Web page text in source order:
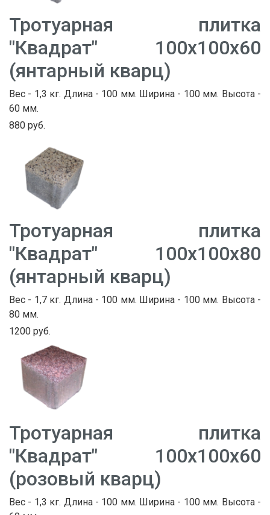
Тротуарная плитка
"Квадрат" 100х100х60
(янтарный кварц)
Вес - 1,3 кг. Длина - 100 мм. Ширина - 100 мм. Высота -
60 мм.
880 руб.
Тротуарная плитка
"Квадрат" 100х100х80
(янтарный кварц)
Вес - 1,7 кг. Длина - 100 мм. Ширина - 100 мм. Высота -
80 мм.
1200 руб.
Тротуарная плитка
"Квадрат" 100х100х60
(розовый кварц)
Вес - 1,3 кг. Длина - 100 мм. Ширина - 100 мм. Высота -